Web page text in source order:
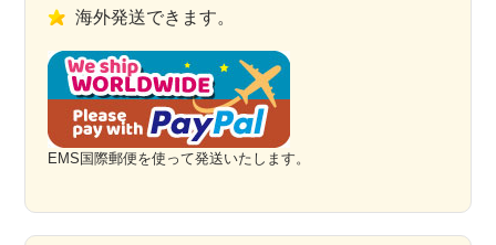
海外発送できます。
EMS国際郵便を使って発送いたします。